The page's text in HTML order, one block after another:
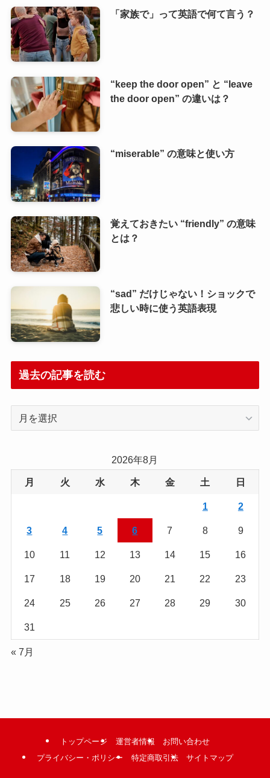
「家族で」って英語で何て言う？
“keep the door open” と “leave
the door open” の違いは？
“miserable” の意味と使い方
覚えておきたい “friendly” の意味
とは？
“sad” だけじゃない！ショックで
悲しい時に使う英語表現
過去の記事を読む
事
2026年8月
月 火 水 木 金 土 日
1 2
3 4 5 6 7 8 9
10 11 12 13 14 15 16
17 18 19 20 21 22 23
24 25 26 27 28 29 30
31
« 7月
トップページ 運営者情報
お問い合わせ
プライバシー・ポリシー
特定商取引法 サイトマップ